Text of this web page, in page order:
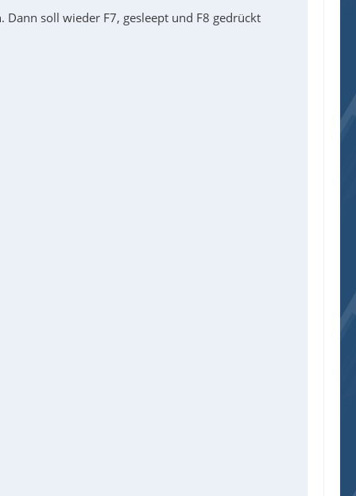
soll wieder F7, gesleept und F8 gedrückt